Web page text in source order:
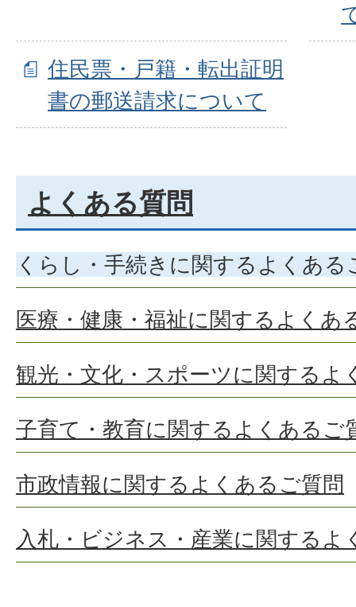
住民票・戸籍・転出証明
書の郵送請求について
よくある質問
くらし・手続きに関するよくある
医療・健康・福祉に関するよくあ
観光・文化・スポーツに関するよ
子育て・教育に関するよくあるご
市政情報に関するよくあるご質問
入札・ビジネス・産業に関するよ